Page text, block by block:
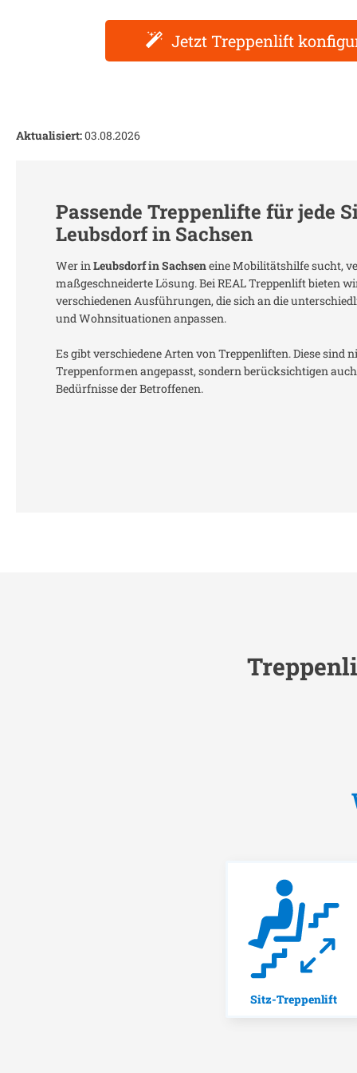
Jetzt Treppenlift
Aktualisiert:03.08.2026
Passende Treppenlifte für jede
Leubsdorf in Sachsen
Wer in Leubsdorf in Sachseneine Mobilitätshilfe sucht,
maßgeschneiderte Lösung. Bei REAL Treppenlift bieten
verschiedenen Ausführungen, die sich an die
und Wohnsituationen anpassen.
Es gibt verschiedene Arten von Treppenliften. Diese sind
Treppenformen angepasst, sondern berücksichtigen
Bedürfnisse der Betroffenen.
Sitz-Treppenlift